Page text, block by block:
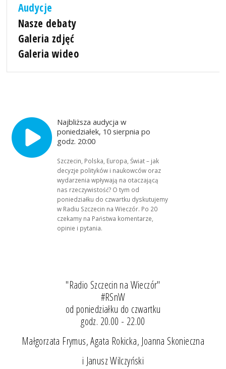
Audycje
Nasze debaty
Galeria zdjęć
Galeria wideo
Najbliższa audycja w
poniedziałek, 10 sierpnia po
godz. 20:00
Szczecin, Polska, Europa, Świat – jak
decyzje polityków i naukowców oraz
wydarzenia wpływają na otaczającą
nas rzeczywistość? O tym od
poniedziałku do czwartku dyskutujemy
w Radiu Szczecin na Wieczór. Po 20
czekamy na Państwa komentarze,
opinie i pytania.
"Radio Szczecin na Wieczór"
#RSnW
od poniedziałku do czwartku
godz. 20.00 - 22.00
Małgorzata Frymus, Agata Rokicka, Joanna Skonieczna
i Janusz Wilczyński